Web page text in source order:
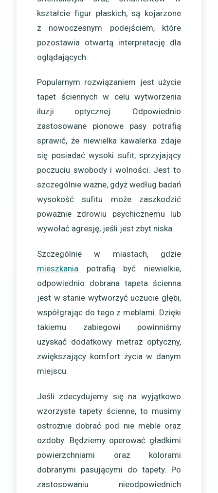
kształcie figur płaskich, są kojarzone
z nowoczesnym podejściem, które
pozostawia otwartą interpretację dla
oglądających.
Popularnym rozwiązaniem jest użycie
tapet ściennych w celu wytworzenia
iluzji optycznej. Odpowiednio
zastosowane pionowe pasy potrafią
sprawić, że niewielka kawalerka zdaje
się posiadać wysoki sufit, sprzyjający
poczuciu swobody i wolności. Jest to
szczególnie ważne, gdyż według badań
wysokość sufitu może zaszkodzić
poważnie zdrowiu psychicznemu lub
wywołać agresję, jeśli jest zbyt niska.
Szczególnie w miastach, gdzie
mieszkania potrafią być niewielkie,
odpowiednio dobrana tapeta ścienna
jest w stanie wytworzyć uczucie głębi,
współgrając do tego z meblami. Dzięki
takiemu zabiegowi powinniśmy
uzyskać dodatkowy metraż optyczny,
zwiększający komfort życia w danym
miejscu.
Jeśli zdecydujemy się na wyjątkowo
wzorzyste tapety ścienne, to musimy
ostrożnie dobrać pod nie meble oraz
ozdoby. Będziemy operować gładkimi
powierzchniami oraz kolorami
dobranymi pasującymi do tapety. Po
zastosowaniu nieodpowiednich